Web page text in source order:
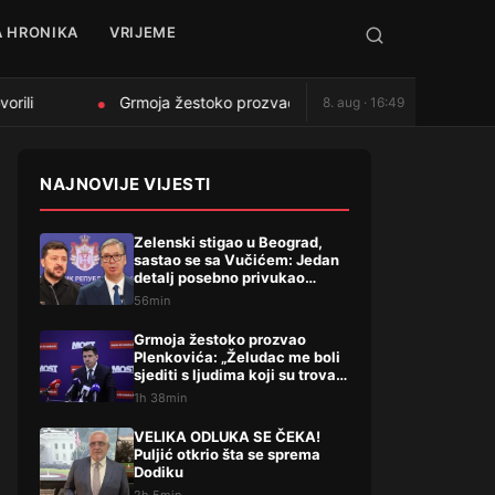
HRONIKA VRIJEME
Grmoja žestoko prozvao Plenkovića: „Želudac me
8. aug · 16:49
NAJNOVIJE VIJESTI
Zelenski stigao u Beograd,
sastao se sa Vučićem: Jedan
detalj posebno privukao
pažnju, evo šta su dogovorili
56min
Grmoja žestoko prozvao
Plenkovića: „Želudac me boli
sjediti s ljudima koji su trovali
Liku“
1h 38min
VELIKA ODLUKA SE ČEKA!
Puljić otkrio šta se sprema
Dodiku